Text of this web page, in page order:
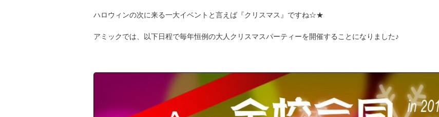
ハロウィンの次に来る一大イベントと言えば『クリスマス』ですね☆★
アミックでは、以下日程で毎年恒例の大人クリスマスパーティーを開催することになりました♪